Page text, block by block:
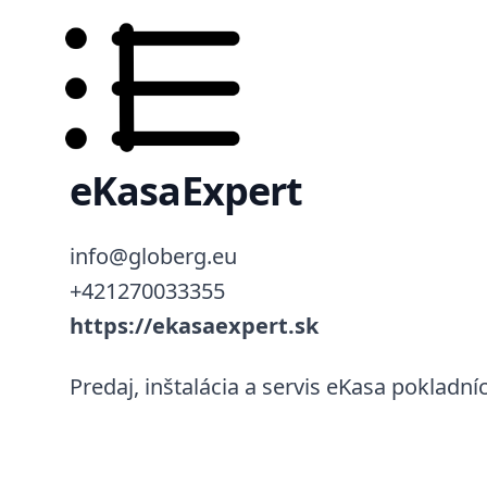
eKasaExpert
info@globerg.eu
+421270033355
https://ekasaexpert.sk
Predaj, inštalácia a servis eKasa